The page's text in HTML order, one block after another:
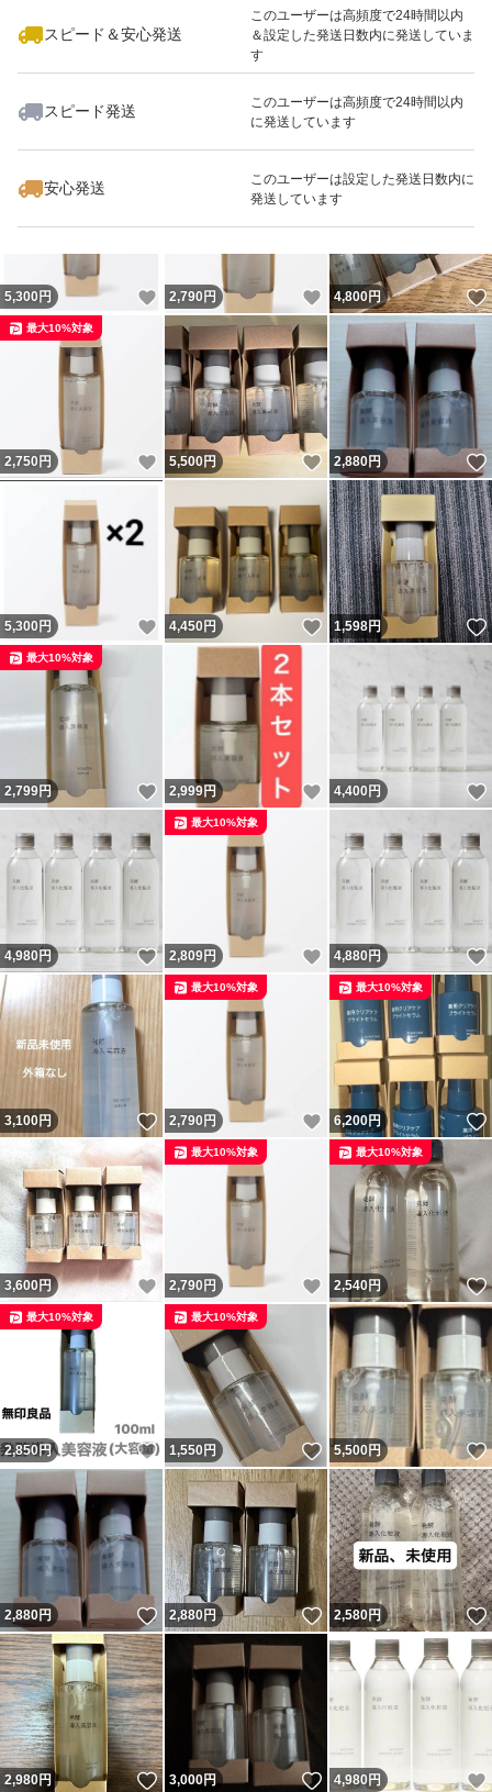
スピード＆安心発送
このユーザーは高頻度で24時間以内
＆設定した発送日数内に発送していま
す
スピード発送
このユーザーは高頻度で24時間以内
に発送しています
安心発送
このユーザーは設定した発送日数内に
発送しています
いいね！
5,200
5,300 円 いいね！
2,790 円 いいね！
4,800円
2,750 円 いいね！
最大10%対象
5,500円 いいね！
2,880円
5,300 円 いいね！
4,450円 いいね！
1,598円
2,799円 いいね！
最大10%対象
2,999円 いいね！
4,400円
4,980円 いいね！
2,809円 いいね！
最大10%対象
4,880円
3,100円 いいね！
2,790 円 いいね！
最大10%対象
6,200円
最大10%対象
3,600円 いいね！
2,790 円 いいね！
最大10%対象
2,540円
最大10%対象
2,850円 いいね！
最大10%対象
1,550円 いいね！
最大10%対象
5,500円
2,880円 いいね！
2,880円 いいね！
2,580円
2,980円 いいね！
3,000円 いいね！
4,980円